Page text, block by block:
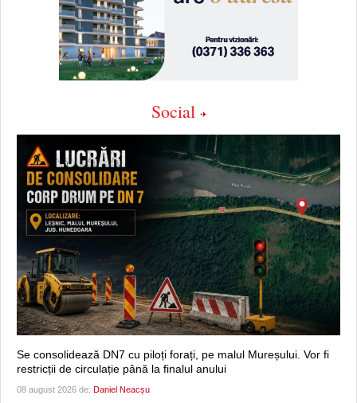
Social
Se consolidează DN7 cu piloți forați, pe malul Mureșului. Vor fi
restricții de circulație până la finalul anului
08 august 2026 de: Daniel Neacșu